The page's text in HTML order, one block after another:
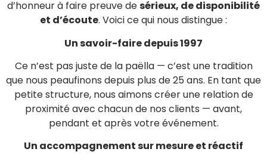
d’honneur à faire preuve desérieux, de disponibilité
et d’écoute. Voici ce qui nous distingue :
Un savoir-faire depuis 1997
Ce n’est pas juste de la paëlla — c’est une tradition
que nous peaufinons depuis plus de 25 ans. En tant que
petite structure, nous aimons créer une relation de
proximité avec chacun de nos clients — avant,
pendant et après votre événement.
Un accompagnement sur mesure et réactif